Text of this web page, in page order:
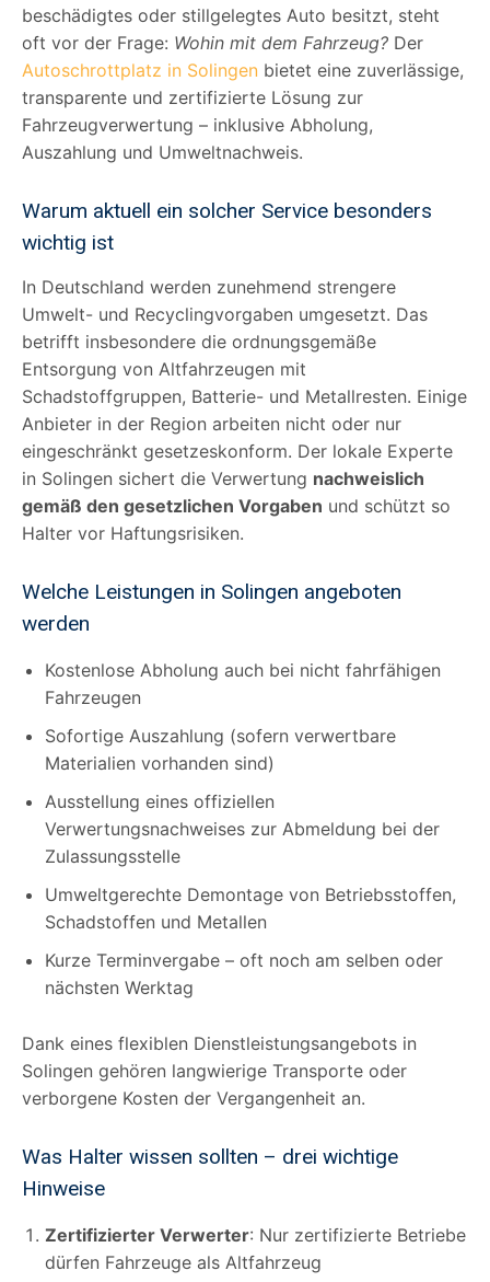
beschädigtes oder stillgelegtes Auto besitzt, steht
oft vor der Frage: Wohin mit dem Fahrzeug? Der
Autoschrottplatz in Solingen bietet eine zuverlässige,
transparente und zertifizierte Lösung zur
Fahrzeugverwertung – inklusive Abholung,
Auszahlung und Umweltnachweis.
Warum aktuell ein solcher Service besonders
wichtig ist
In Deutschland werden zunehmend strengere
Umwelt- und Recyclingvorgaben umgesetzt. Das
betrifft insbesondere die ordnungsgemäße
Entsorgung von Altfahrzeugen mit
Schadstoffgruppen, Batterie- und Metallresten. Einige
Anbieter in der Region arbeiten nicht oder nur
eingeschränkt gesetzeskonform. Der lokale Experte
in Solingen sichert die Verwertung nachweislich
gemäß den gesetzlichen Vorgaben und schützt so
Halter vor Haftungsrisiken.
Welche Leistungen in Solingen angeboten
werden
Kostenlose Abholung auch bei nicht fahrfähigen
Fahrzeugen
Sofortige Auszahlung (sofern verwertbare
Materialien vorhanden sind)
Ausstellung eines offiziellen
Verwertungsnachweises zur Abmeldung bei der
Zulassungsstelle
Umweltgerechte Demontage von Betriebsstoffen,
Schadstoffen und Metallen
Kurze Terminvergabe – oft noch am selben oder
nächsten Werktag
Dank eines flexiblen Dienstleistungsangebots in
Solingen gehören langwierige Transporte oder
verborgene Kosten der Vergangenheit an.
Was Halter wissen sollten – drei wichtige
Hinweise
Zertifizierter Verwerter: Nur zertifizierte Betriebe
dürfen Fahrzeuge als Altfahrzeug